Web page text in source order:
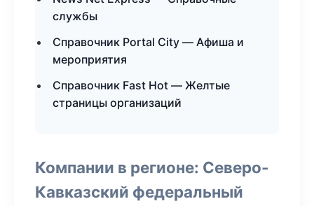
службы
Справочник Portal City — Афиша и
мероприятия
Справочник Fast Hot — Желтые
страницы организаций
Компании в регионе: Северо-
Кавказский федеральный